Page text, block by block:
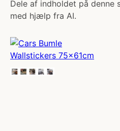
Dele af indholdet på denne
med hjælp fra AI.